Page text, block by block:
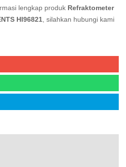
lengkap produk Refraktometer
HI96821 , silahkan hubungi kami